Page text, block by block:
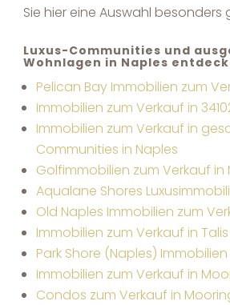
Sie hier eine Auswahl besonders
Luxus-Communities und
Wohnlagen in Naples
Pelican Bay Immobilien zum
Immobilien zum Verkauf in
Immobilien zum Verkauf in
Communities in Naples
Golfimmobilien zum Verkauf in
Aqualane Shores
Old Naples Immobilien zum
Immobilien zum Verkauf in Talis
Park Shore (Naples)
Immobilien zum Verkauf in
Condos zum Verkauf in